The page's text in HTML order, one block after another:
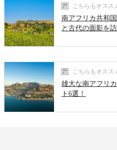
こちらもオスス
南アフリカ共和
と古代の面影を
こちらもオスス
雄大な南アフリ
ト6選！